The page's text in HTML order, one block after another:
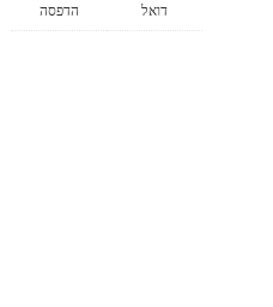
הדפסה דואל